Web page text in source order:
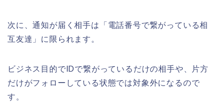
次に、通知が届く相手は「電話番号で繋がっている相
互友達」に限られます。
ビジネス目的でIDで繋がっているだけの相手や、片方
だけがフォローしている状態では対象外になるので
す。